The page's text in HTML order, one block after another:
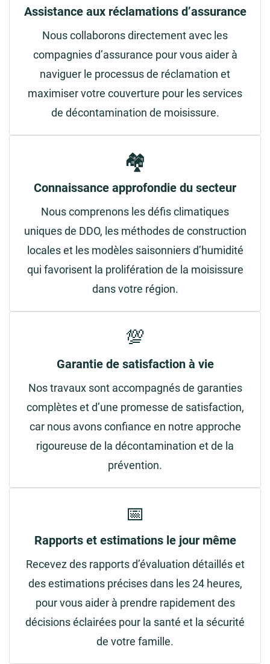
Assistance aux réclamations d’assurance
Nous collaborons directement avec les
compagnies d’assurance pour vous aider à
naviguer le processus de réclamation et
maximiser votre couverture pour les services
de décontamination de moisissure.
🏘️
Connaissance approfondie du secteur
Nous comprenons les défis climatiques
uniques de DDO, les méthodes de construction
locales et les modèles saisonniers d’humidité
qui favorisent la prolifération de la moisissure
dans votre région.
💯
Garantie de satisfaction à vie
Nos travaux sont accompagnés de garanties
complètes et d’une promesse de satisfaction,
car nous avons confiance en notre approche
rigoureuse de la décontamination et de la
prévention.
📅
Rapports et estimations le jour même
Recevez des rapports d’évaluation détaillés et
des estimations précises dans les 24 heures,
pour vous aider à prendre rapidement des
décisions éclairées pour la santé et la sécurité
de votre famille.